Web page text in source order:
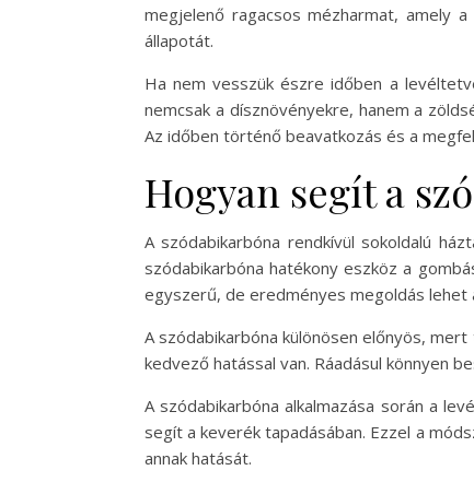
megjelenő ragacsos mézharmat, amely
állapotát.
Ha nem vesszük észre időben a
nemcsak a dísznövényekre, hanem a
Az időben történő beavatkozás és a
Hogyan segít a
A szódabikarbóna rendkívül sokoldalú
szódabikarbóna hatékony eszköz a
egyszerű, de eredményes megoldás lehet
A szódabikarbóna különösen előnyös,
kedvező hatással van. Ráadásul könnyen
A szódabikarbóna alkalmazása során a
segít a keverék tapadásában. Ezzel a
annak hatását.